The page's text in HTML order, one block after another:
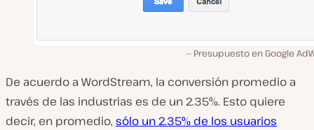
Presupuesto en Google
De acuerdo a WordStream, la conversión promedio a
través de las industrias es de un 2.35%. Esto quiere
decir, en promedio, sólo un 2.35% de los usuarios